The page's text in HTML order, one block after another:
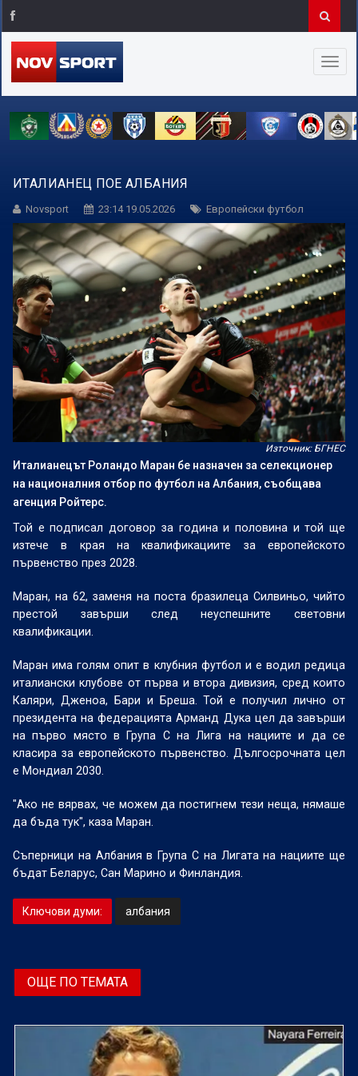
ИТАЛИАНЕЦ ПОЕ АЛБАНИЯ
Novsport 23:14 19.05.2026 Европейски футбол
Източник: БГНЕС
Италианецът Роландо Маран бе назначен за селекционер
на националния отбор по футбол на Албания, съобщава
агенция Ройтерс.
Той е подписал договор за година и половина и той ще
изтече в края на квалификациите за европейското
първенство през 2028.
Маран, на 62, заменя на поста бразилеца Силвиньо, чийто
престой завърши след неуспешните световни
квалификации.
Маран има голям опит в клубния футбол и е водил редица
италиански клубове от първа и втора дивизия, сред които
Каляри, Дженоа, Бари и Бреша. Той е получил лично от
президента на федерацията Арманд Дука цел да завърши
на първо място в Група С на Лига на нациите и да се
класира за европейското първенство. Дългосрочната цел
е Мондиал 2030.
"Ако не вярвах, че можем да постигнем тези неща, нямаше
да бъда тук", каза Маран.
Съперници на Албания в Група С на Лигата на нациите ще
бъдат Беларус, Сан Марино и Финландия.
Ключови думи: албания
ОЩЕ ПО ТЕМАТА